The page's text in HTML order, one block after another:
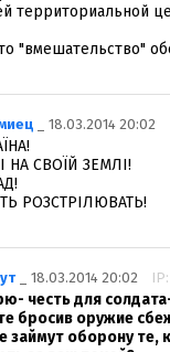
территориальной
"вмешательство"
_ 18.03.2014 20:02
НА СВОЇЙ ЗЕМЛІ!
РОЗСТРІЛЮВАТЬ!
_ 18.03.2014 20:02
честь для
бросив оружие
займут оборону